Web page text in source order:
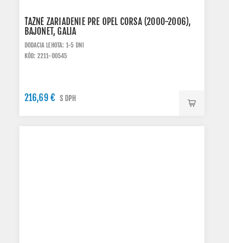
ŤAŽNÉ ZARIADENIE PRE OPEL CORSA (2000-2006),
BAJONET, GALIA
DODACIA LEHOTA: 1-5 DNI
KÓD: 2211-O0545
216,69 € S DPH